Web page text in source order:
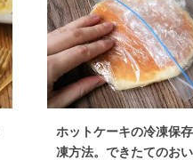
ホットケーキの冷凍保
凍方法。できたてのお